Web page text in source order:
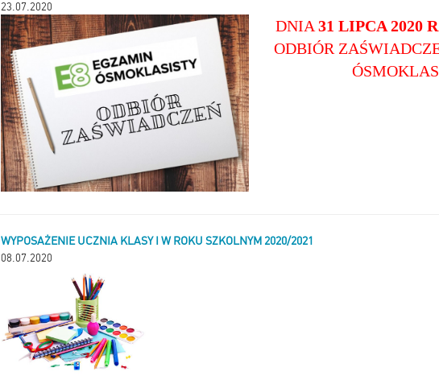
23.07.2020
DNIA 31 LIPCA 2020
ODBIÓR
WYPOSAŻENIE UCZNIA KLASY I W ROKU SZKOLNYM 2020/2021
08.07.2020